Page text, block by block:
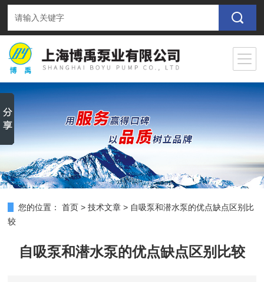
您的位置： 首页 >技术文章 > 自吸泵和潜水泵的优点缺点区别比
较
自吸泵和潜水泵的优点缺点区别比较